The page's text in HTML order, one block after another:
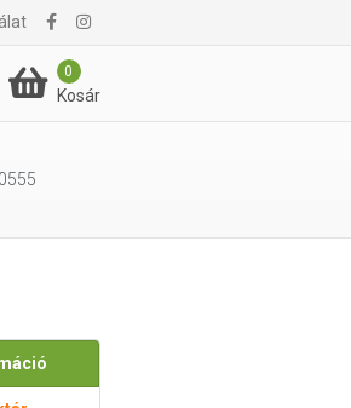
0
Kosár
rakom